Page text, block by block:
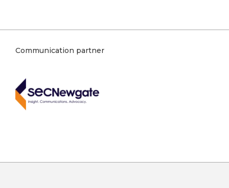
Communication partner